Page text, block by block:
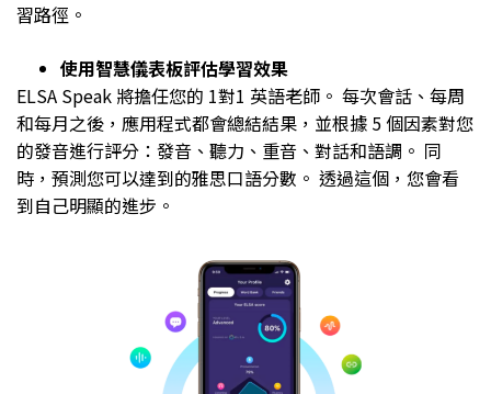
習路徑。
使用智慧儀表板評估學習效果
ELSA Speak 將擔任您的 1對1 英語老師。 每次會話、每周
和每月之後，應用程式都會總結結果，並根據 5 個因素對您
的發音進行評分：發音、聽力、重音、對話和語調。 同
時，預測您可以達到的雅思口語分數。 透過這個，您會看
到自己明顯的進步。